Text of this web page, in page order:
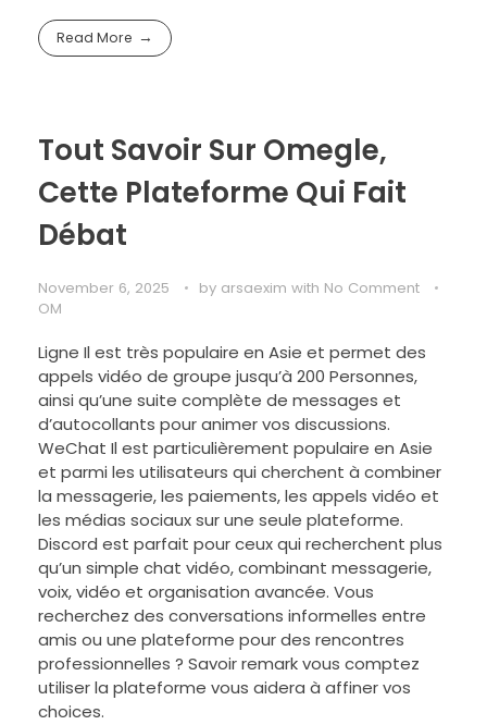
Read More
Tout Savoir Sur Omegle,
Cette Plateforme Qui Fait
Débat
November 6, 2025 by arsaexim with No Comment
OM
Ligne Il est très populaire en Asie et permet des
appels vidéo de groupe jusqu’à 200 Personnes,
ainsi qu’une suite complète de messages et
d’autocollants pour animer vos discussions.
WeChat Il est particulièrement populaire en Asie
et parmi les utilisateurs qui cherchent à combiner
la messagerie, les paiements, les appels vidéo et
les médias sociaux sur une seule plateforme.
Discord est parfait pour ceux qui recherchent plus
qu’un simple chat vidéo, combinant messagerie,
voix, vidéo et organisation avancée. Vous
recherchez des conversations informelles entre
amis ou une plateforme pour des rencontres
professionnelles ? Savoir remark vous comptez
utiliser la plateforme vous aidera à affiner vos
choices.